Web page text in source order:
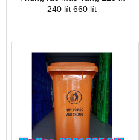
240 lít 660 lít